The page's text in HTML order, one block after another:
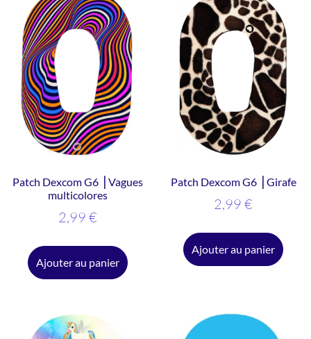
Patch Dexcom G6 ⎥ Vagues
multicolores
2,99 €
Ajouter au panier
Patch Dexcom G6 ⎥ Girafe
2,99 €
Ajouter au panier